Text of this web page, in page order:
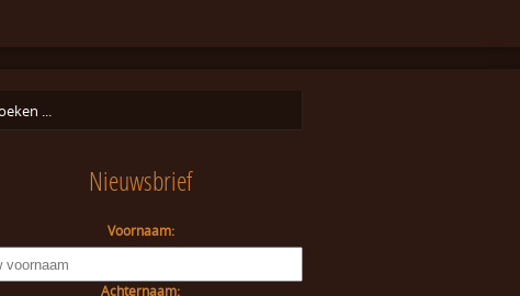
Nieuwsbrief
Voornaam:
Achternaam: